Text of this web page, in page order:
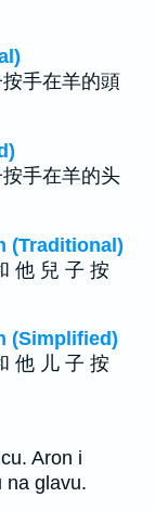
手在羊的頭
手在羊的头
(Traditional)
他 兒 子 按
(Simplified)
他 儿 子 按
Aron i
na glavu.